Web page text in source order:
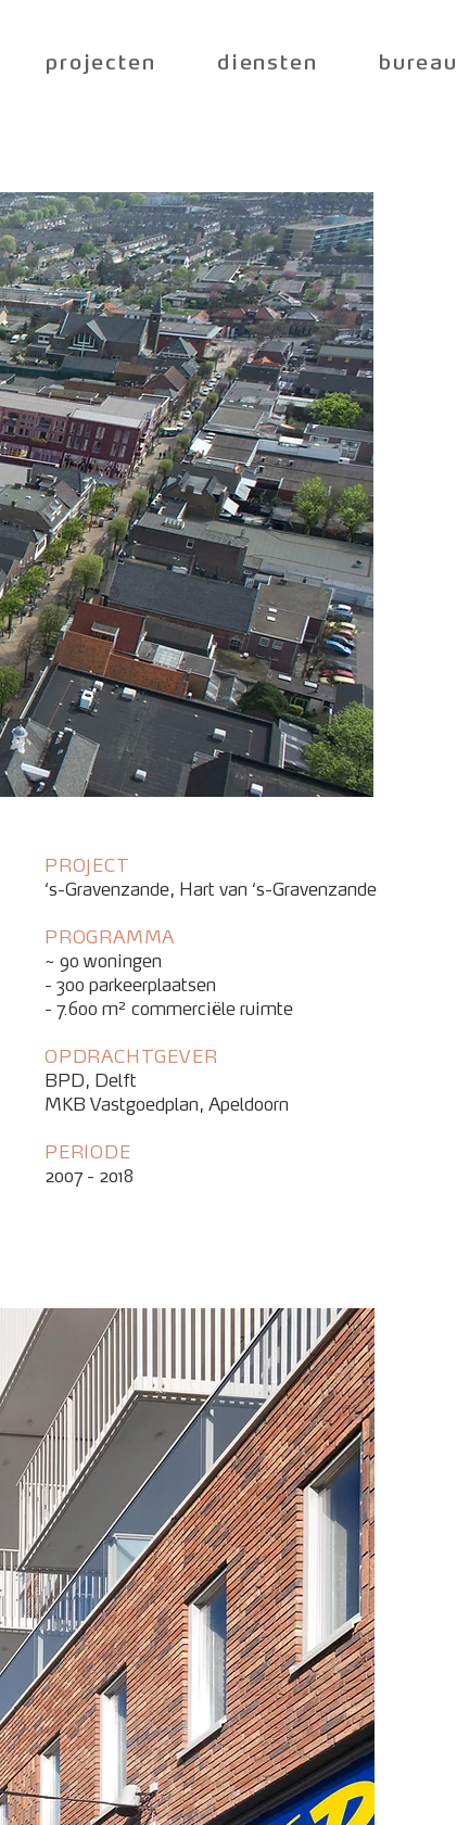
projecten diensten
PROJECT
‘s-Gravenzande, Hart van ‘s-Gravenzande
PROGRAMMA
~ 90 woningen
- 300 parkeerplaatsen
- 7.600 m² commerciële ruimte
OPDRACHTGEVER
BPD, Delft
MKB Vastgoedplan, Apeldoorn
PERIODE
2007 - 2018